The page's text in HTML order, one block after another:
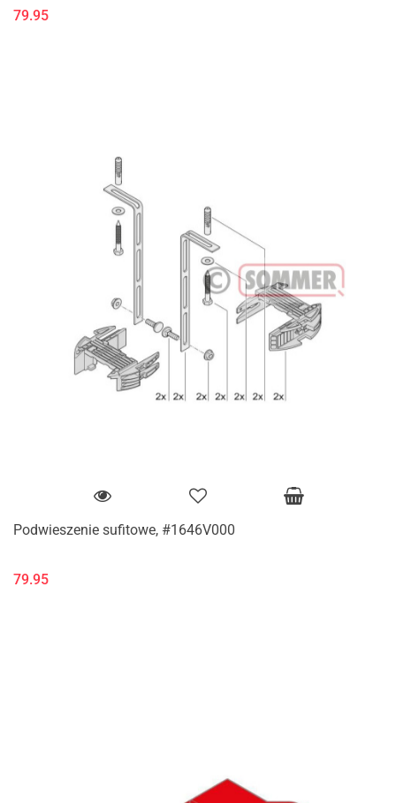
79.95
Podwieszenie sufitowe, #1646V000
79.95